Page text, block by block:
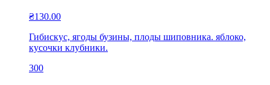
₴130.00
Гибискус, ягоды бузины, плоды шиповника. яблоко,
кусочки клубники.
300